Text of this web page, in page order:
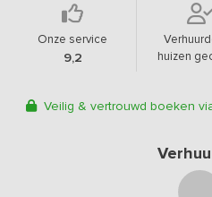
Onze service
9,2
huizen
Veilig & vertrouwd boeken